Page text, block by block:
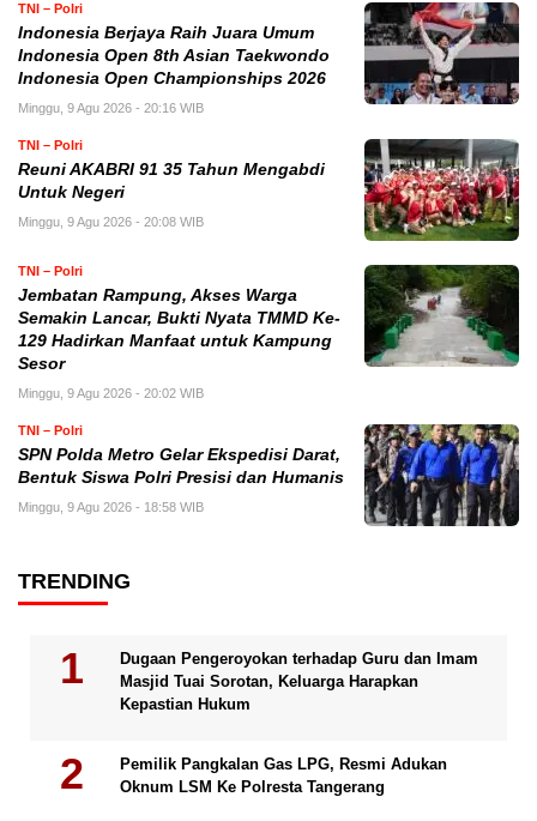
TNI – Polri
Indonesia Berjaya Raih Juara Umum
Indonesia Open 8th Asian Taekwondo
Indonesia Open Championships 2026
Minggu, 9 Agu 2026 - 20:16 WIB
TNI – Polri
Reuni AKABRI 91 35 Tahun Mengabdi
Untuk Negeri
Minggu, 9 Agu 2026 - 20:08 WIB
TNI – Polri
Jembatan Rampung, Akses Warga
Semakin Lancar, Bukti Nyata TMMD Ke-
129 Hadirkan Manfaat untuk Kampung
Sesor
Minggu, 9 Agu 2026 - 20:02 WIB
TNI – Polri
SPN Polda Metro Gelar Ekspedisi Darat,
Bentuk Siswa Polri Presisi dan Humanis
Minggu, 9 Agu 2026 - 18:58 WIB
TRENDING
Dugaan Pengeroyokan terhadap Guru dan Imam
Masjid Tuai Sorotan, Keluarga Harapkan
Kepastian Hukum
Pemilik Pangkalan Gas LPG, Resmi Adukan
Oknum LSM Ke Polresta Tangerang